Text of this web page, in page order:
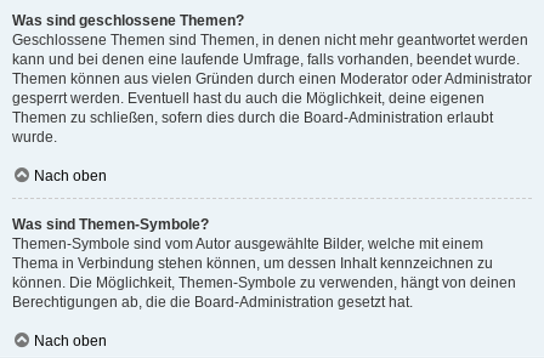
Was sind geschlossene Themen?
Geschlossene Themen sind Themen, in denen nicht mehr geantwortet werden
kann und bei denen eine laufende Umfrage, falls vorhanden, beendet wurde.
Themen können aus vielen Gründen durch einen Moderator oder Administrator
gesperrt werden. Eventuell hast du auch die Möglichkeit, deine eigenen
Themen zu schließen, sofern dies durch die Board-Administration erlaubt
wurde.
Nach oben
Was sind Themen-Symbole?
Themen-Symbole sind vom Autor ausgewählte Bilder, welche mit einem
Thema in Verbindung stehen können, um dessen Inhalt kennzeichnen zu
können. Die Möglichkeit, Themen-Symbole zu verwenden, hängt von deinen
Berechtigungen ab, die die Board-Administration gesetzt hat.
Nach oben